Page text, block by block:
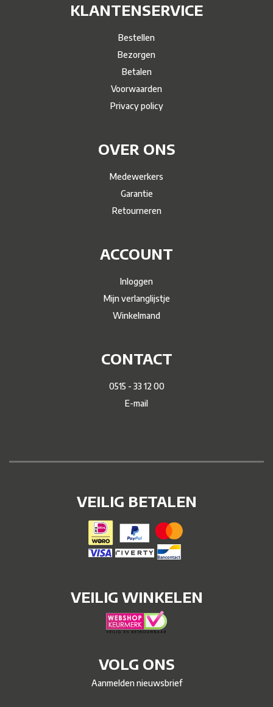
KLANTENSERVICE
Bestellen
Bezorgen
Betalen
Voorwaarden
Privacy policy
OVER ONS
Medewerkers
Garantie
Retourneren
ACCOUNT
Inloggen
Mijn verlanglijstje
Winkelmand
CONTACT
0515 - 33 12 00
E-mail
VEILIG BETALEN
VEILIG WINKELEN
VOLG ONS
Aanmelden nieuwsbrief